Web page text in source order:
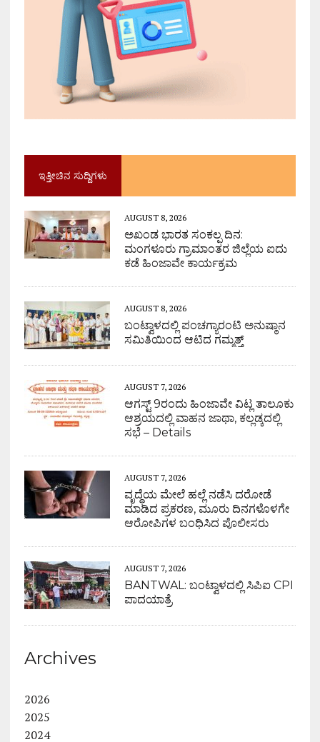
ಇತ್ತೀಚಿನ ಸುದ್ದಿಗಳು
AUGUST 8, 2026
ಅಖಂಡ ಭಾರತ ಸಂಕಲ್ಪ ದಿನ:
ಮಂಗಳೂರು ಗ್ರಾಮಾಂತರ ಜಿಲ್ಲೆಯ ಐದು
ಕಡೆ ಹಿಂಜಾವೇ ಕಾರ್ಯಕ್ರಮ
AUGUST 8, 2026
ಬಂಟ್ವಾಳದಲ್ಲಿ ಪಂಚಗ್ಯಾರಂಟಿ ಅನುಷ್ಠಾನ
ಸಮಿತಿಯಿಂದ ಆಟಿದ ಗಮ್ಮತ್ತ್
AUGUST 7, 2026
ಆಗಸ್ಟ್ 9ರಂದು ಹಿಂಜಾವೇ ವಿಟ್ಲ ತಾಲೂಕು
ಆಶ್ರಯದಲ್ಲಿ ವಾಹನ ಜಾಥಾ, ಕಲ್ಲಡ್ಕದಲ್ಲಿ
ಸಭೆ – Details
AUGUST 7, 2026
ವೃದ್ಧೆಯ ಮೇಲೆ ಹಲ್ಲೆ ನಡೆಸಿ ದರೋಡೆ
ಮಾಡಿದ ಪ್ರಕರಣ, ಮೂರು ದಿನಗಳೊಳಗೇ
ಆರೋಪಿಗಳ ಬಂಧಿಸಿದ ಪೊಲೀಸರು
AUGUST 7, 2026
BANTWAL: ಬಂಟ್ವಾಳದಲ್ಲಿ ಸಿಪಿಐ CPI
ಪಾದಯಾತ್ರೆ
Archives
2026
2025
2024